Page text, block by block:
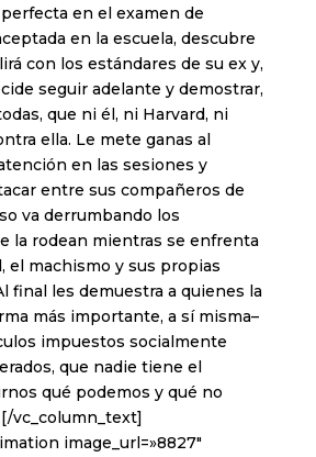
en el examen de
en la escuela, descubre
con los estándares de su ex y,
seguir adelante y demostrar,
que ni él, ni Harvard, ni
ella. Le mete ganas al
en las sesiones y
entre sus compañeros de
va derrumbando los
la rodean mientras se enfrenta
el machismo y sus propias
final les demuestra a quienes la
más importante, a sí misma–
impuestos socialmente
que nadie tiene el
qué podemos y qué no
vc_column_text]
image_url=»8827″